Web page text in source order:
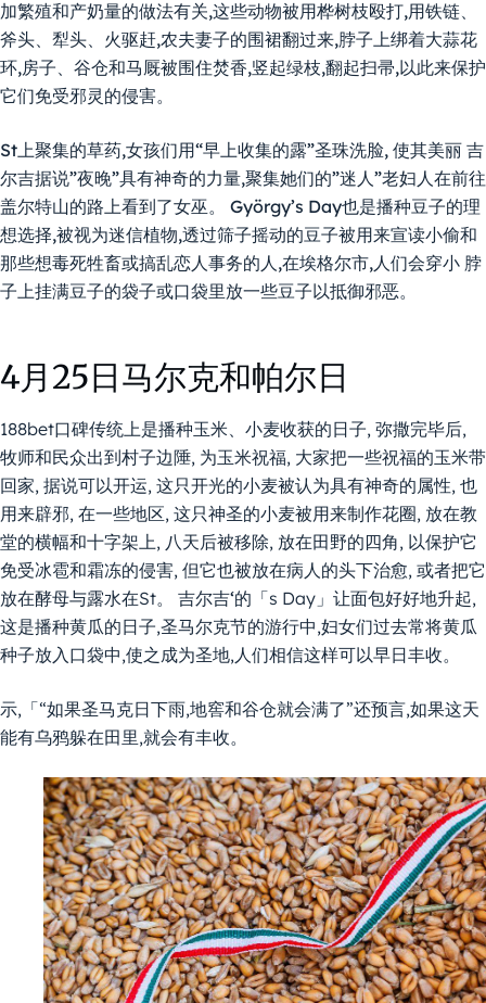
加繁殖和产奶量的做法有关,这些动物被用桦树枝殴打,用铁链、
斧头、犁头、火驱赶,农夫妻子的围裙翻过来,脖子上绑着大蒜花
环,房子、谷仓和马厩被围住焚香,竖起绿枝,翻起扫帚,以此来保护
它们免受邪灵的侵害。
St上聚集的草药,女孩们用“早上收集的露”圣珠洗脸, 使其美丽 吉
尔吉据说”夜晚”具有神奇的力量,聚集她们的”迷人”老妇人在前往
盖尔特山的路上看到了女巫。 György’s Day也是播种豆子的理
想选择,被视为迷信植物,透过筛子摇动的豆子被用来宣读小偷和
那些想毒死牲畜或搞乱恋人事务的人,在埃格尔市,人们会穿小 脖
子上挂满豆子的袋子或口袋里放一些豆子以抵御邪恶。
4月25日马尔克和帕尔日
188bet口碑传统上是播种玉米、小麦收获的日子, 弥撒完毕后,
牧师和民众出到村子边陲, 为玉米祝福, 大家把一些祝福的玉米带
回家, 据说可以开运, 这只开光的小麦被认为具有神奇的属性, 也
用来辟邪, 在一些地区, 这只神圣的小麦被用来制作花圈, 放在教
堂的横幅和十字架上, 八天后被移除, 放在田野的四角, 以保护它
免受冰雹和霜冻的侵害, 但它也被放在病人的头下治愈, 或者把它
放在酵母与露水在St。 吉尔吉‘的「s Day」让面包好好地升起,
这是播种黄瓜的日子,圣马尔克节的游行中,妇女们过去常将黄瓜
种子放入口袋中,使之成为圣地,人们相信这样可以早日丰收。
示,「“如果圣马克日下雨,地窖和谷仓就会满了”还预言,如果这天
能有乌鸦躲在田里,就会有丰收。